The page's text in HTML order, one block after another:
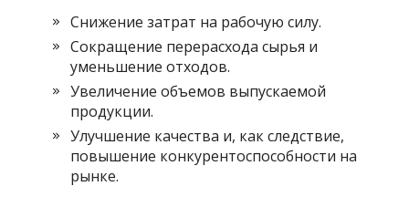
Снижение затрат на рабочую силу.
Сокращение перерасхода сырья и
уменьшение отходов.
Увеличение объемов выпускаемой
продукции.
Улучшение качества и, как следствие,
повышение конкурентоспособности на
рынке.